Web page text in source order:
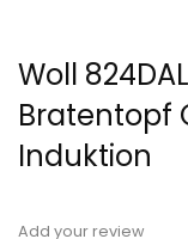
Woll
Bratentopf
Induktion
Add your review